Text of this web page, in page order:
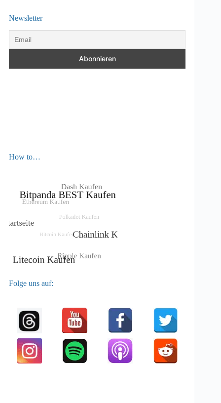
Newsletter
How to…
Folge uns auf: